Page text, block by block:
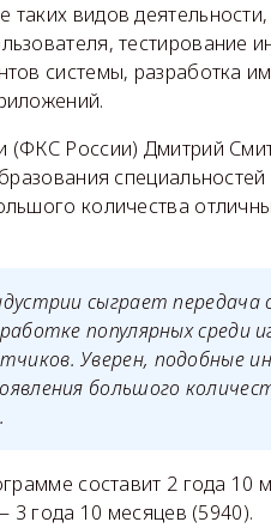
видов
тестирование
системы, разработка
(ФКС России) Дмитрий
количества
сыграет
популярных среди
Уверен, подобные
большого
составит 2 года 10
3 года 10 месяцев (5940).